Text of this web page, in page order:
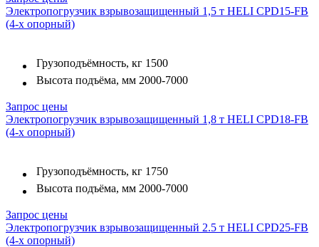
Электропогрузчик взрывозащищенный 1,5 т HELI CPD15-FB
(4-х опорный)
Грузоподъёмность, кг 1500
Высота подъёма, мм 2000-7000
Запрос цены
Электропогрузчик взрывозащищенный 1,8 т HELI CPD18-FB
(4-х опорный)
Грузоподъёмность, кг 1750
Высота подъёма, мм 2000-7000
Запрос цены
Электропогрузчик взрывозащищенный 2.5 т HELI CPD25-FB
(4-х опорный)